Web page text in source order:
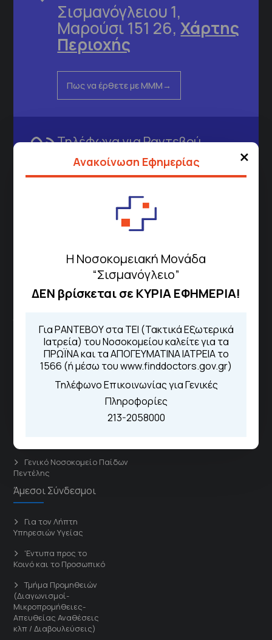
×
Ανακοίνωση Εφημερίας
Η Νοσοκομειακή Μονάδα
“Σισμανόγλειο”
ΔΕΝ βρίσκεται σε ΚΥΡΙΑ ΕΦΗΜΕΡΙΑ!
Για ΡΑΝΤΕΒΟΥ στα ΤΕΙ (Τακτικά Εξωτερικά
Ιατρεία) του Νοσοκομείου καλείτε για τα
ΠΡΩΪΝΑ και τα ΑΠΟΓΕΥΜΑΤΙΝΑ ΙΑΤΡΕΙΑ το
1566 (ή μέσω του www.finddoctors.gov.gr)
Τηλέφωνο Επικοινωνίας για Γενικές
Πληροφορίες
213-2058000
Σισμανόγλειου 1,
Μαρούσι 151 26,Χάρτης
Περιοχής
Πως να έρθετε με ΜΜΜ
Τηλέφωνα για Ραντεβού
Για τα πρωινά και τα απογευματινά
ιατρεία:
Καλώντας στην φωνητική πύλη του
Μέσω της εφαρμογής "MyHealth
ΓΝΑ Νοσοκομείο Σισμανόγλειο - Αμαλία Φλέμιγκ
Το Σισμανόγλειο συνεργάζεται με άλλα νοσηλευτικά
ιδρύματα και μονάδες υγείας στα πλαίσια εφαρμογής
ειδικών προγραμμάτων βελτίωσης της ποιότητας
φροντίδας της υγείας σε εθνικό επίπεδο.
Διασυνδεόμενα Νοσοκομεία
Μελισσίων “Άμαλία Φλέμιγκ”
Γενικό Νοσοκομείο Παίδων
Πεντέλης
Άμεσοι Σύνδεσμοι
Για τον Λήπτη
Υπηρεσιών Υγείας
'Εντυπα προς το
Κοινό και το Προσωπικό
Τμήμα Προμηθειών
(Διαγωνισμοί-
Μικροπρομήθειες-
Απευθείας Αναθέσεις
κλπ / Διαβουλεύσεις)